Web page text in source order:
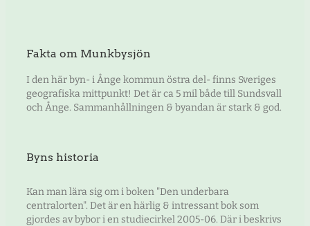
Fakta om Munkbysjön
I den här byn- i Ånge kommun östra del- finns Sveriges
geografiska mittpunkt! Det är ca 5 mil både till Sundsvall
och Ånge. Sammanhållningen & byandan är stark & god.
Byns historia
Kan man lära sig om i boken "Den underbara
centralorten". Det är en härlig & intressant bok som
gjordes av bybor i en studiecirkel 2005-06. Där i beskrivs